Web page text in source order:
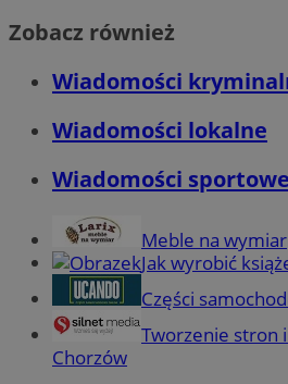
Zobacz również
Wiadomości
Wiadomości lokalne
Wiadomości sportowe
Meble na wymiar
Jak wyrobić
Części
Tworzenie stron
Chorzów